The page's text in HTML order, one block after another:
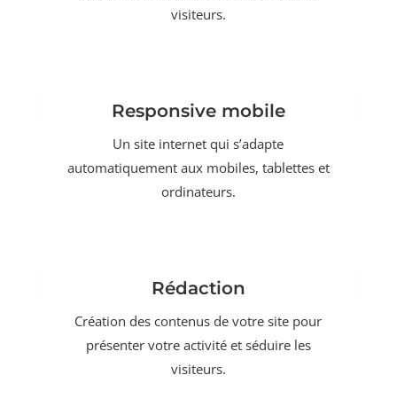
visiteurs.
Responsive mobile
Un site internet qui s’adapte
automatiquement aux mobiles, tablettes et
ordinateurs.
Rédaction
Création des contenus de votre site pour
présenter votre activité et séduire les
visiteurs.